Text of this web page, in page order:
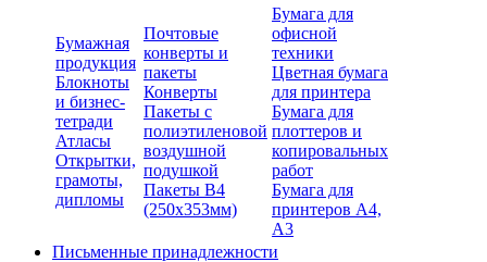
Бумажная
продукция
Блокноты
и бизнес-
тетради
Атласы
Открытки,
грамоты,
дипломы
Почтовые
конверты и
пакеты
Конверты
Пакеты с
полиэтиленовой
воздушной
подушкой
Пакеты В4
(250х353мм)
Бумага для
офисной
техники
Цветная бумага
для принтера
Бумага для
плоттеров и
копировальных
работ
Бумага для
принтеров А4,
А3
Письменные принадлежности